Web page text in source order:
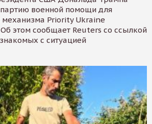
военной помощи для
Priority Ukraine
этом сообщает Reuters со ссылкой
с ситуацией